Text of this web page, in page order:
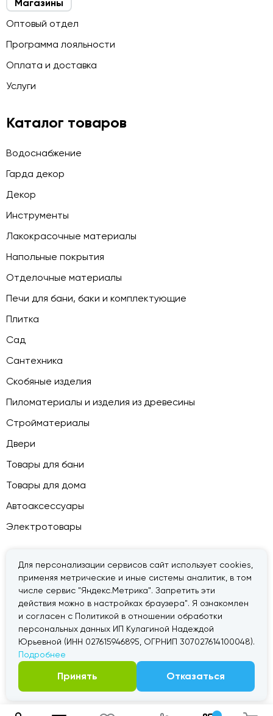
Для персонализации сервисов сайт использует cookies,
применяя метрические и иные системы аналитик, в том
числе сервис "Яндекс.Метрика". Запретить эти
действия можно в настройках браузера". Я ознакомлен
и согласен с Политикой в отношении обработки
персональных данных ИП Кулагиной Надеждой
Юрьевной (ИНН 027615946895, ОГРНИП 307027614100048).
Подробнее
Принять Отказаться
Магазины
Оптовый отдел
Программа лояльности
Оплата и доставка
Услуги
Каталог товаров
Водоснабжение
Гарда декор
Декор
Инструменты
Лакокрасочные материалы
Напольные покрытия
Отделочные материалы
Печи для бани, баки и комплектующие
Плитка
Сад
Сантехника
Скобяные изделия
Пиломатериалы и изделия из древесины
Стройматериалы
Двери
Товары для бани
Товары для дома
Автоаксессуары
Электротовары
© 2026 — «Дачник».Правовая информация